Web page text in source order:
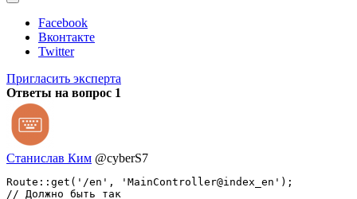
Facebook
Вконтакте
Twitter
Пригласить эксперта
Ответы на вопрос 1
Станислав Ким @cyberS7
Route::get('/en', 'MainController@index_en');
// Должно быть так